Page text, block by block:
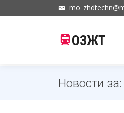
ОЗЖТ
Новости